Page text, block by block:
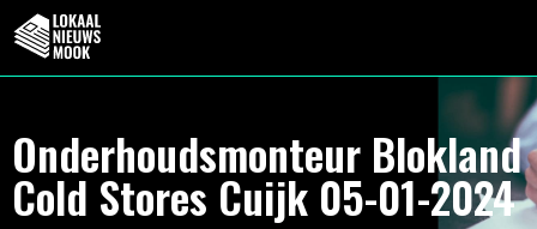
Onderhoudsmonteur Blokland
Cold Stores Cuijk 05-01-2024